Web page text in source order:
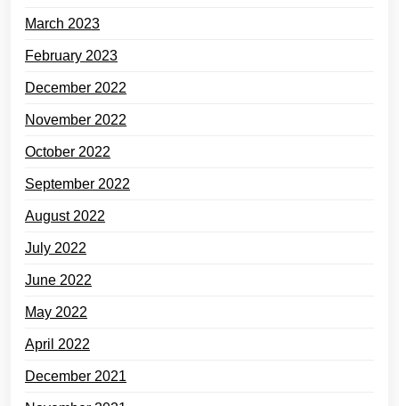
March 2023
February 2023
December 2022
November 2022
October 2022
September 2022
August 2022
July 2022
June 2022
May 2022
April 2022
December 2021